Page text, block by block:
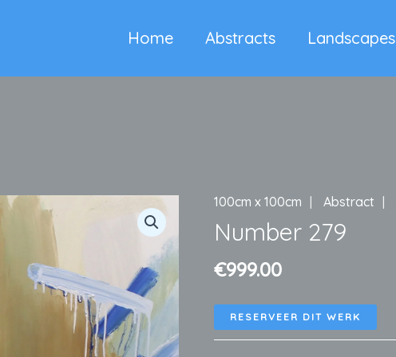
Home Abstracts Landscapes
100cm x 100cm Abstract
Number 279
€999.00
RESERVEER DIT WERK